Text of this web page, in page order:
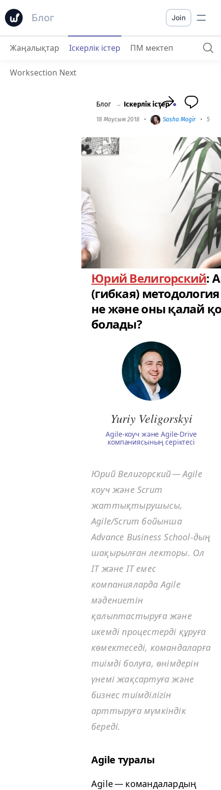
Блог
Юрий Велигорский : Агил (гибкая) методология дегеніміз не және оны қалай қолдануға болады?
Join
Жаңалықтар Іскерлік істер ПМ мектеп
Worksection Next
Блог → Іскерлік істер
18 Маусым 2018 • Sasha Mogir • 5
Юрий Велигорский:
(гибкая) методология
не және оны қалай
болады?
Yuriy Veligorskyi
Agile-коуч және Agile-Drive
компаниясының серіктесі
Юрий Велигорский — Agile
коуч және Scrum
жаттықтырушысы,
Agile/Scrum бойынша
Advance Busi­ness School-дың
шақырылған лекторы. Ол
ITжәнеITемес
компанияларда Agile
мәдениетін
қалыптастыруға және
икемді процестерді құруға
көмектеседі, командаларға
тиімді болуға, өнімдерін
үнемі жақсартуға және
бизнес тиімділігін
арттыруға мүмкіндік
береді.
Agile туралы
Agile — командалардың